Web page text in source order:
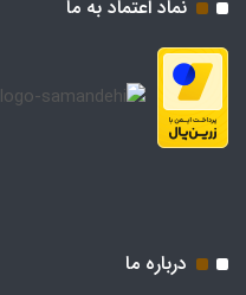
نماد اعتماد به ما
درباره ما